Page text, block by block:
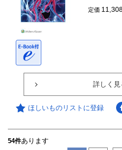
定価
詳しく見
ほしいものリストに登録
54件あります